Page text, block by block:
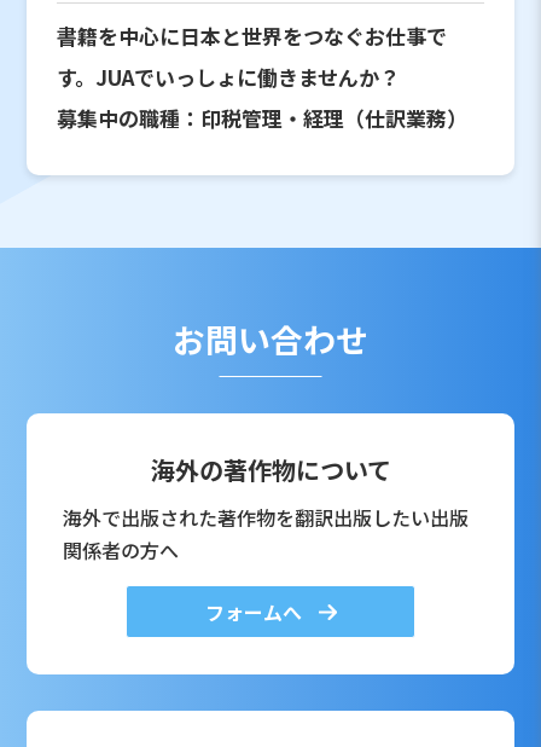
書籍を中心に日本と世界をつなぐお仕事で
す。JUAでいっしょに働きませんか？
募集中の職種：印税管理・経理（仕訳業務）
お問い合わせ
海外の著作物について
海外で出版された著作物を翻訳出版したい出版
関係者の方へ
フォームへ